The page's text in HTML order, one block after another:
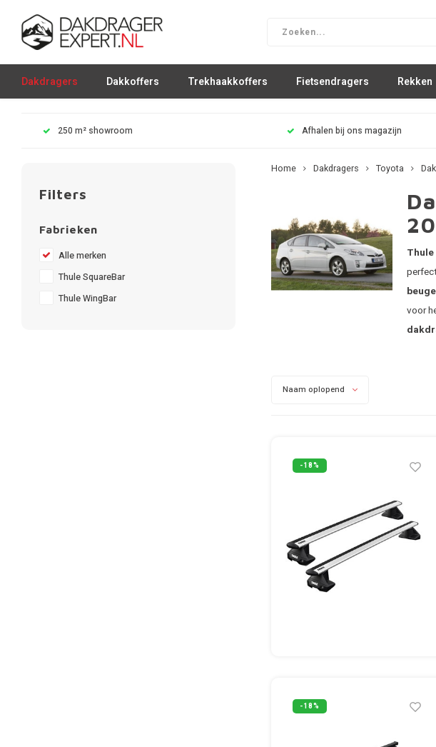
Dakdragers Dakkoffers Trekhaakkoffers Fietsendragers Rekken
250 m² showroom Afhalen bij ons magazijn
Filters
Fabrieken
Alle merken
Thule SquareBar
Thule WingBar
Home Dakdragers Toyota
voor
Naam oplopend
-18%
-18%